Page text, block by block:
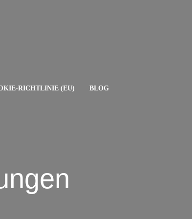
RICHTLINIE (EU) BLOG